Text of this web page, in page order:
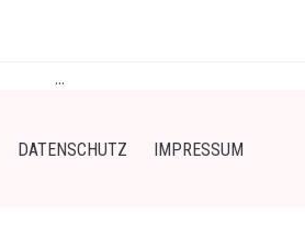
DATENSCHUTZ IMPRESSUM